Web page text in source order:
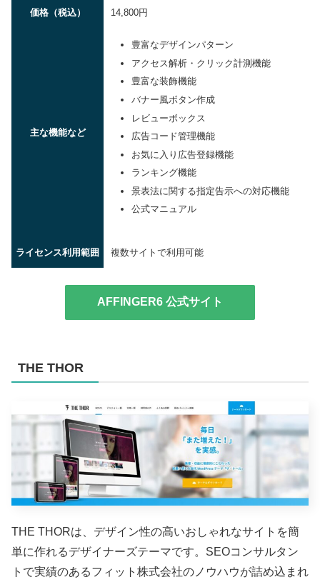
価格（税込） 14,800円
主な機能など
豊富なデザインパターン
アクセス解析・クリック計測機能
豊富な装飾機能
バナー風ボタン作成
レビューボックス
広告コード管理機能
お気に入り広告登録機能
ランキング機能
景表法に関する指定告示への対応機能
公式マニュアル
ライセンス利用範囲 複数サイトで利用可能
AFFINGER6 公式サイト
THE THOR
THE THORは、デザイン性の高いおしゃれなサイトを簡
単に作れるデザイナーズテーマです。 SEOコンサルタン
トで実績のあるフィット株式会社のノウハウが詰め込まれ